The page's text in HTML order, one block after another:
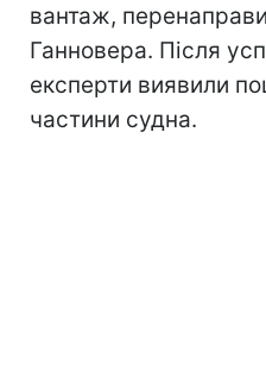
вантаж,
Ганновера. Після
експерти виявили
частини судна.